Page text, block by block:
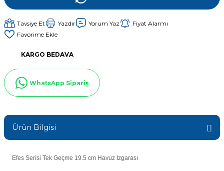
Gemaş Havuz
Wtr Havuz
Sıvı Ph- Düşürücü
Alkalinite Düşürücü
Ayak Dezenfektanı
Havuz Vana
Havuz Isıtma
Havuz Sarf
Tavsiye Et Yazdır Yorum Yaz Fiyat Alarmı
KARGO BEDAVA
WhatsApp Sipariş
Ürün Bilgisi
Efes Serisi Tek Geçme 19.5 cm Havuz Izgarası